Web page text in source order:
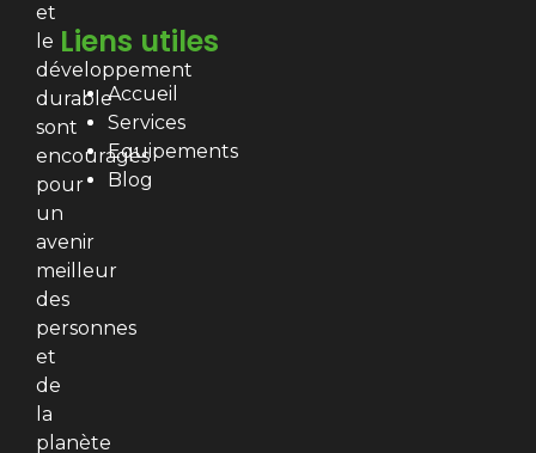
et
le
développement
durable
sont
encouragés
pour
un
avenir
meilleur
des
personnes
et
de
la
planète
Liens utiles
Accueil
Services
Equipements
Blog